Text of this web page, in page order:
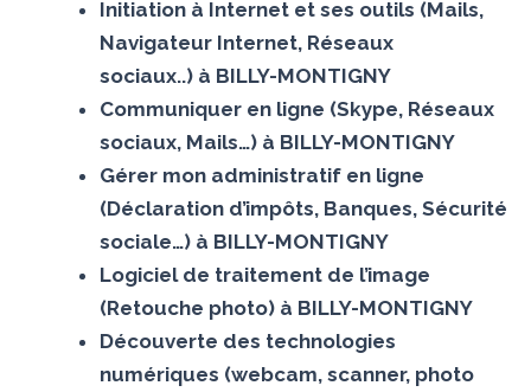
Initiation à Internet et ses outils (Mails,
Navigateur Internet, Réseaux
sociaux..) à BILLY-MONTIGNY
Communiquer en ligne (Skype, Réseaux
sociaux, Mails…) à BILLY-MONTIGNY
Gérer mon administratif en ligne
(Déclaration d’impôts, Banques, Sécurité
sociale…) à BILLY-MONTIGNY
Logiciel de traitement de l’image
(Retouche photo) à BILLY-MONTIGNY
Découverte des technologies
numériques (webcam, scanner, photo